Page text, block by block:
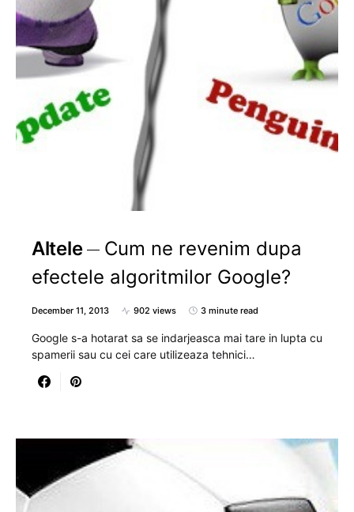
Altele
Cum ne revenim dupa
efectele algoritmilor Google?
December 11, 2013 902 views 3 minute read
Google s-a hotarat sa se indarjeasca mai tare in lupta cu
spamerii sau cu cei care utilizeaza tehnici…